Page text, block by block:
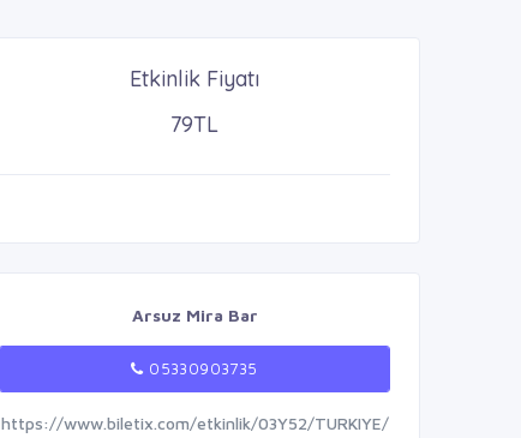
Etkinlik Fiyatı
79TL
Arsuz Mira Bar
05330903735
https://www.biletix.com/etkinlik/03Y52/TURKIYE/